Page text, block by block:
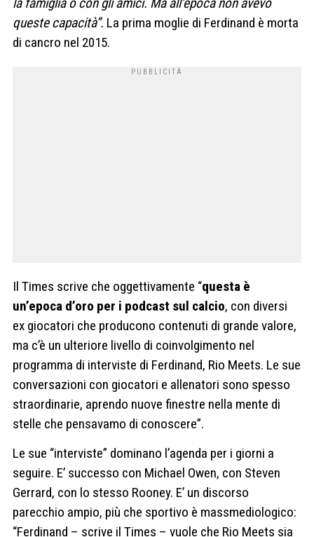
la famiglia o con gli amici. Ma all’epoca non avevo
queste capacità”. La prima moglie di Ferdinand è morta
di cancro nel 2015.
Il Times scrive che oggettivamente “questa è
un’epoca d’oro per i podcast sul calcio, con diversi
ex giocatori che producono contenuti di grande valore,
ma c’è un ulteriore livello di coinvolgimento nel
programma di interviste di Ferdinand, Rio Meets. Le sue
conversazioni con giocatori e allenatori sono spesso
straordinarie, aprendo nuove finestre nella mente di
stelle che pensavamo di conoscere”.
Le sue “interviste” dominano l’agenda per i giorni a
seguire. E’ successo con Michael Owen, con Steven
Gerrard, con lo stesso Rooney. E’ un discorso
parecchio ampio, più che sportivo è massmediologico:
“Ferdinand – scrive il Times – vuole che Rio Meets sia